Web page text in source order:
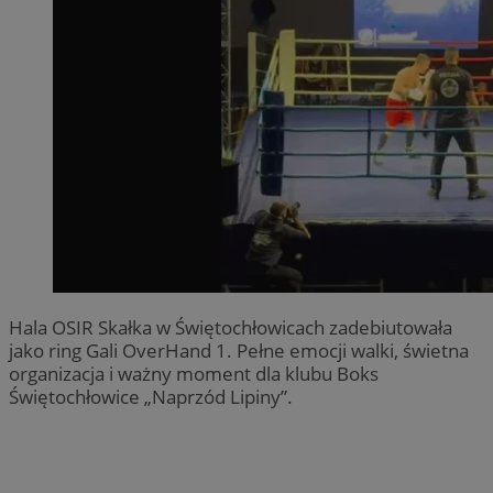
Hala OSIR Skałka w Świętochłowicach zadebiutowała
jako ring Gali OverHand 1. Pełne emocji walki, świetna
organizacja i ważny moment dla klubu Boks
Świętochłowice „Naprzód Lipiny”.